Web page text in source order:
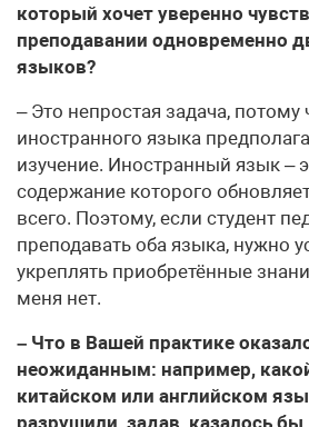
который хочет уверенно
преподавании одновременно
языков?
– Это непростая задача, потому
иностранного языка
изучение. Иностранный язык –
содержание которого
всего. Поэтому, если студент
преподавать оба языка, нужно
укреплять приобретённые
меня нет.
– Что в Вашей практике
неожиданным: например,
китайском или английском
разрушили, задав, казалось